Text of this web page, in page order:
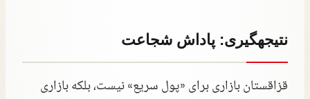
نتیجهگیری: پاداش شجاعت
قزاقستان بازاری برای «پول سریع» نیست، بلکه بازاری